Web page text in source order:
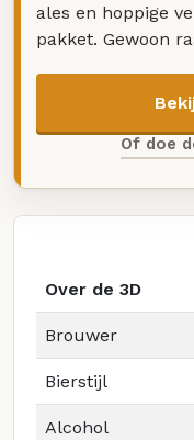
ales en hoppige
pakket. Gewoon
Of doe
Over de 3D
Brouwer
Bierstijl
Alcohol